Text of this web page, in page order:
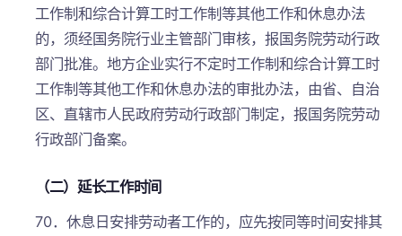
工作制和综合计算工时工作制等其他工作和休息办法
的，须经国务院行业主管部门审核，报国务院劳动行政
部门批准。地方企业实行不定时工作制和综合计算工时
工作制等其他工作和休息办法的审批办法，由省、自治
区、直辖市人民政府劳动行政部门制定，报国务院劳动
行政部门备案。
（二）延长工作时间
70．休息日安排劳动者工作的，应先按同等时间安排其